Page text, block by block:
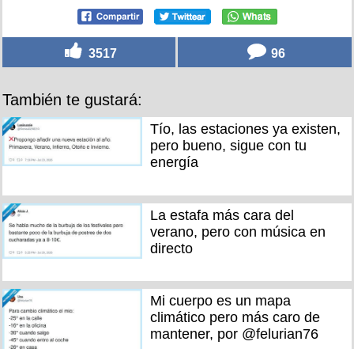
3517 96
También te gustará:
Tío, las estaciones ya existen,
pero bueno, sigue con tu
energía
La estafa más cara del
verano, pero con música en
directo
Mi cuerpo es un mapa
climático pero más caro de
mantener, por @felurian76